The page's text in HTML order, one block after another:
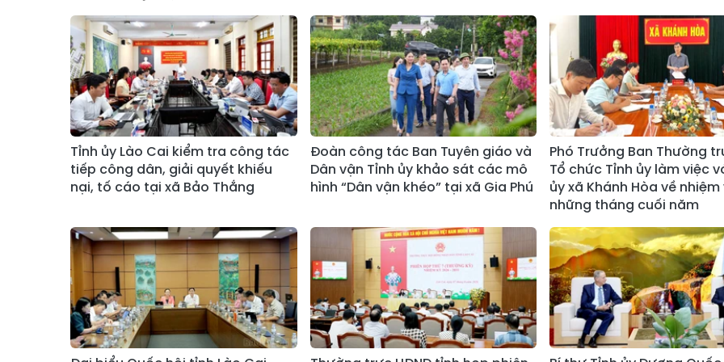
Tỉnh ủy Lào Cai kiểm tra công tác
tiếp công dân, giải quyết khiếu
nại, tố cáo tại xã Bảo Thắng
Đoàn công tác Ban Tuyên giáo và
Dân vận Tỉnh ủy khảo sát các mô
hình “Dân vận khéo” tại xã Gia Phú
Phó Trưởng Ban Thường
Tổ chức Tỉnh ủy làm việc
ủy xã Khánh Hòa về nhiệm
những tháng cuối năm